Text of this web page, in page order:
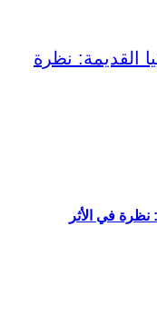
نظرة في الأثر